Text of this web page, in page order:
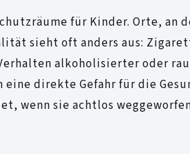
für Kinder. Orte, an
sieht oft anders aus:
alkoholisierter oder
eine direkte Gefahr für die
wenn sie achtlos